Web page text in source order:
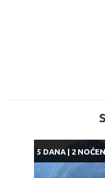
5 DANA | 2